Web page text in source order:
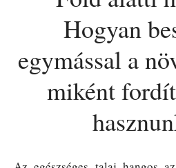
Hogyan
egymással a
miként